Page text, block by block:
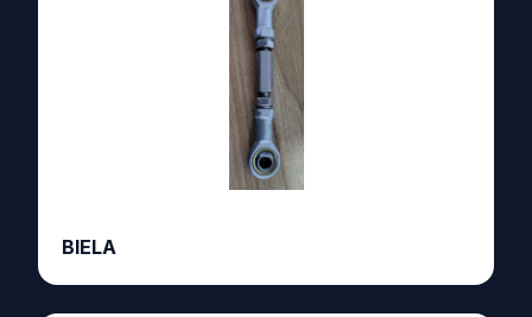
BIELA